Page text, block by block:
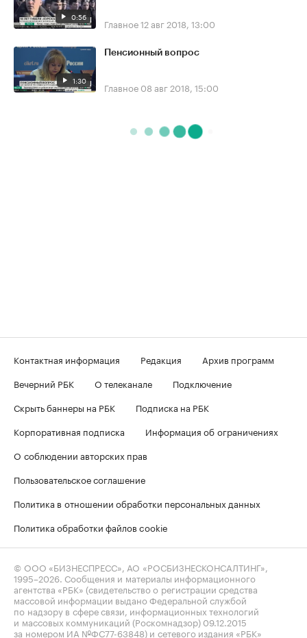
0:56 Главное12 авг 2018, 13:00
1:30
Пенсионный вопрос
Главное 08 авг 2018, 15:00
Контактная информация Редакция
Архив программ
Вечерний РБК
О телеканале
Подключение
Скрыть баннеры на РБК
Подписка на РБК
Корпоративная подписка
Информация об ограничениях
О соблюдении авторских прав
Пользовательское соглашение
Политика в отношении обработки персональных данных
Политика обработки файлов cookie
© ООО «БИЗНЕСПРЕСС», АО «РОСБИЗНЕСКОНСАЛТИНГ»,
1995–2026. Сообщения и материалы информационного
агентства «РБК» (свидетельство о регистрации средства
массовой информации выдано Федеральной службой
по надзору в сфере связи, информационных технологий
и массовых коммуникаций (Роскомнадзор) 09.12.2015
за номером ИА №ФС77-63848) и сетевого издания «РБК»